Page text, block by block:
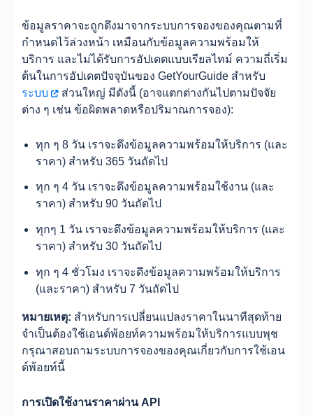
ข้อมูลราคาจะถูกดึงมาจากระบบการจองของคุณตามที่
กำหนดไว้ล่วงหน้า เหมือนกับข้อมูลความพร้อมให้
บริการ และไม่ได้รับการอัปเดตแบบเรียลไทม์ ความถี่เริ่ม
ต้นในการอัปเดตปัจจุบันของ GetYourGuide สำหรับ
ระบบ
ส่วนใหญ่ มีดังนี้ (อาจแตกต่างกันไปตามปัจจัย
ต่าง ๆ เช่น ข้อผิดพลาดหรือปริมาณการจอง):
ทุก ๆ 8 วัน เราจะดึงข้อมูลความพร้อมให้บริการ (และ
ราคา) สำหรับ 365 วันถัดไป
ทุก ๆ 4 วัน เราจะดึงข้อมูลความพร้อมใช้งาน (และ
ราคา) สำหรับ 90 วันถัดไป
ทุกๆ 1 วัน เราจะดึงข้อมูลความพร้อมให้บริการ (และ
ราคา) สำหรับ 30 วันถัดไป
ทุก ๆ 4 ชั่วโมง เราจะดึงข้อมูลความพร้อมให้บริการ
(และราคา) สำหรับ 7 วันถัดไป
หมายเหตุ: สำหรับการเปลี่ยนแปลงราคาในนาทีสุดท้าย
จำเป็นต้องใช้เอนด์พ้อยท์ความพร้อมให้บริการแบบพุช
กรุณาสอบถามระบบการจองของคุณเกี่ยวกับการใช้เอน
ด์พ้อยท์นี้
การเปิดใช้งานราคาผ่าน API